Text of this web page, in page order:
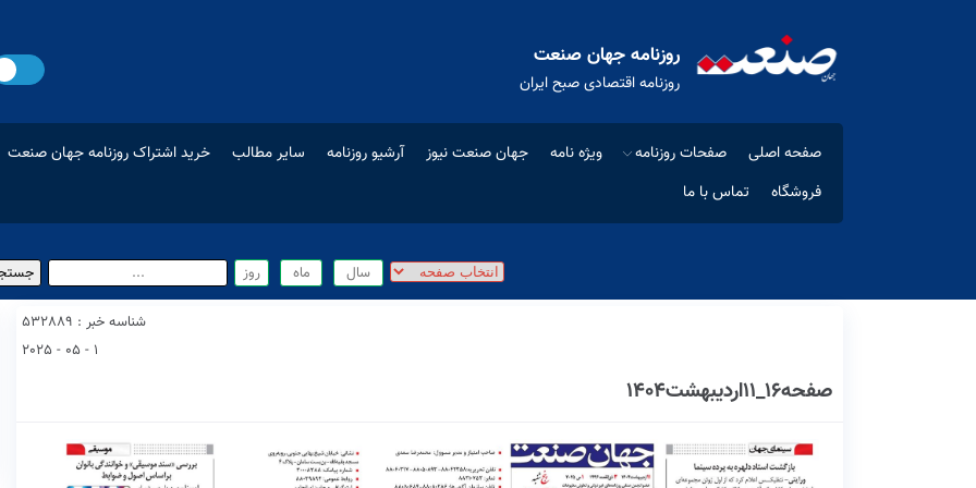
روزنامه جهان صنعت
روزنامه اقتصادی صبح ایران
صفحه اصلی صفحات روزنامه ویژه نامه جهان صنعت نیوز آرشیو روزنامه سایر مطالب
خرید اشتراک روزنامه جهان صنعت
فروشگاه
تماس با ما
شناسه خبر : 532889
1 - 05 - 2025
صفحه16_11اردیبهشت1404